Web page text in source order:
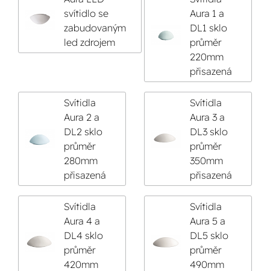
svítidlo se
zabudovaným
led zdrojem
Aura 1 a
DL1 sklo
průměr
220mm
přisazená
Svítidla
Aura 2 a
DL2 sklo
průměr
280mm
přisazená
Svítidla
Aura 3 a
DL3 sklo
průměr
350mm
přisazená
Svítidla
Aura 4 a
DL4 sklo
průměr
420mm
Svítidla
Aura 5 a
DL5 sklo
průměr
490mm